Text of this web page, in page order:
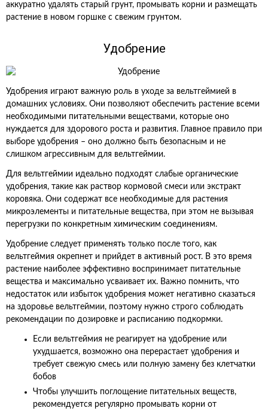
аккуратно удалять старый грунт, промывать корни и размещать
растение в новом горшке с свежим грунтом.
Удобрение
Удобрения играют важную роль в уходе за вельтгеймией в
домашних условиях. Они позволяют обеспечить растение всеми
необходимыми питательными веществами, которые оно
нуждается для здорового роста и развития. Главное правило при
выборе удобрения – оно должно быть безопасным и не
слишком агрессивным для вельтгеймии.
Для вельтгеймии идеально подходят слабые органические
удобрения, такие как раствор кормовой смеси или экстракт
коровяка. Они содержат все необходимые для растения
микроэлементы и питательные вещества, при этом не вызывая
перегрузки по конкретным химическим соединениям.
Удобрение следует применять только после того, как
вельтгеймия окрепнет и прийдет в активный рост. В это время
растение наиболее эффективно воспринимает питательные
вещества и максимально усваивает их. Важно помнить, что
недостаток или избыток удобрения может негативно сказаться
на здоровье вельтгеймии, поэтому нужно строго соблюдать
рекомендации по дозировке и расписанию подкормки.
Если вельтгеймия не реагирует на удобрение или
ухудшается, возможно она перерастает удобрения и
требует свежую смесь или полную замену без клетчатки
бобов
Чтобы улучшить поглощение питательных веществ,
рекомендуется регулярно промывать корни от